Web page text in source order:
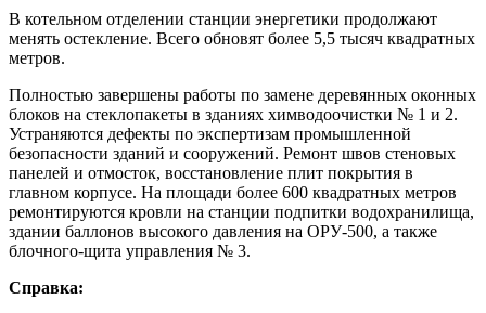
В котельном отделении станции энергетики продолжают
менять остекление. Всего обновят более 5,5 тысяч квадратных
метров.
Полностью завершены работы по замене деревянных оконных
блоков на стеклопакеты в зданиях химводоочистки № 1 и 2.
Устраняются дефекты по экспертизам промышленной
безопасности зданий и сооружений. Ремонт швов стеновых
панелей и отмосток, восстановление плит покрытия в
главном корпусе. На площади более 600 квадратных метров
ремонтируются кровли на станции подпитки водохранилища,
здании баллонов высокого давления на ОРУ-500, а также
блочного-щита управления № 3.
Справка: